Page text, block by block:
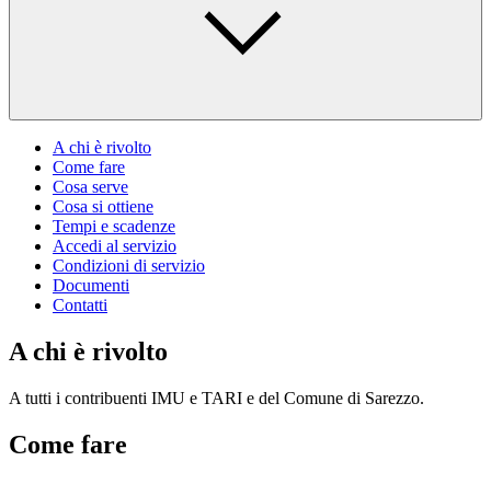
A chi è rivolto
Come fare
Cosa serve
Cosa si ottiene
Tempi e scadenze
Accedi al servizio
Condizioni di servizio
Documenti
Contatti
A chi è rivolto
A tutti i contribuenti IMU e TARI e del Comune di Sarezzo.
Come fare